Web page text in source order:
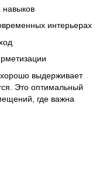
интерьерах
выдерживает
Это оптимальный
где важна